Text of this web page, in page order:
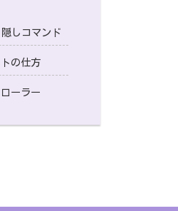
しコマンド
の仕方
ーラー